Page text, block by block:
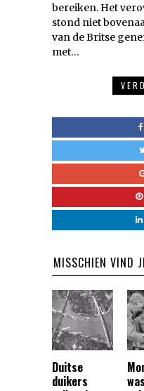
bereiken. Het
stond niet
van de Britse
met…
MISSCHIEN VIND
Duitse
duikers